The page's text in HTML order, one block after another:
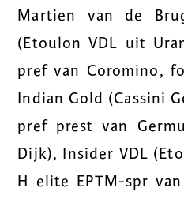
Martien van de
(Etoulon VDL uit
pref van Coromino,
Indian Gold (Cassini
pref prest van
Dijk), Insider VDL
H elite EPTM-spr